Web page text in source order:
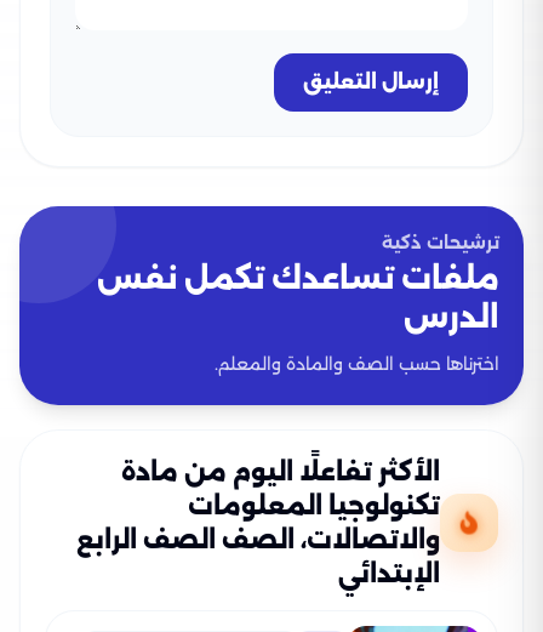
إرسال التعليق
ترشيحات ذكية
ملفات تساعدك تكمل نفس
الدرس
اخترناها حسب الصف والمادة والمعلم.
الأكثر تفاعلًا اليوم من مادة
تكنولوجيا المعلومات
والاتصالات، الصف الصف الرابع
الإبتدائي